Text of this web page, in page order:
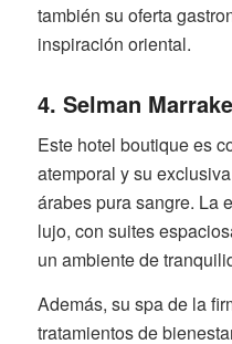
también su oferta
inspiración oriental.
4. Selman
Este hotel boutique es
atemporal y su
árabes pura sangre. La
lujo, con suites
un ambiente de
Además, su spa de la
tratamientos de